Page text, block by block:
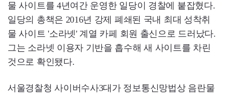
물 사이트를 4년여간 운영한 일당이 경찰에 붙잡혔다.
일당의 총책은 2016년 강제 폐쇄된 국내 최대 성착취
물 사이트 '소라넷' 계열 카페 회원 출신으로 드러났다.
그는 소라넷 이용자 기반을 흡수해 새 사이트를 차린
것으로 확인됐다.
서울경찰청 사이버수사3대가 정보통신망법상 음란물